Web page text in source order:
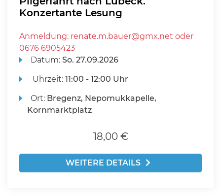
Konzertante Lesung
Anmeldung: renate.m.bauer@gmx.net oder
0676 6905423
Datum:So. 27.09.2026
Uhrzeit:11:00 - 12:00 Uhr
Ort: Bregenz, Nepomukkapelle,
Kornmarktplatz
18,00 €
WEITERE DETAILS